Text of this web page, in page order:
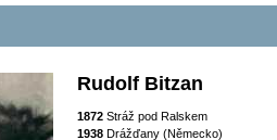
Rudolf Bitzan
1872 Stráž pod Ralskem
1938 Drážďany (Německo)